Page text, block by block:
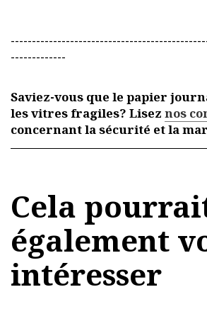
-------------
Saviez-vous que le papier
les vitres fragiles? Lisez nos
concernant la sécurité et la
Cela
également
intéresser